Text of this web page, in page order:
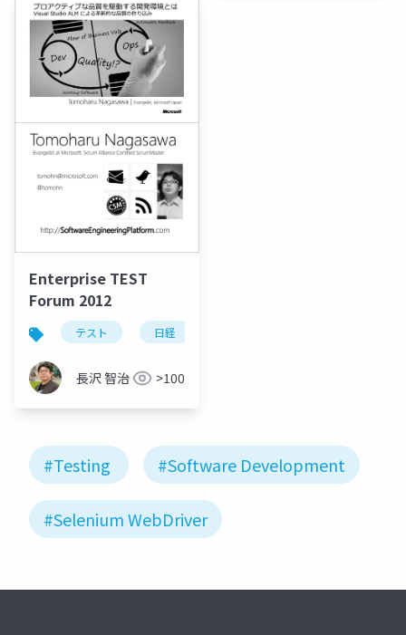
Enterprise TEST
Forum 2012
テスト 日経
長沢 智治 >100
#Testing #Software Development
#Selenium WebDriver